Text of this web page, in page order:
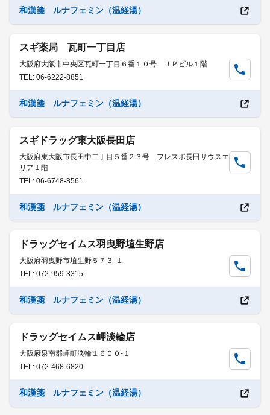
和漢箋 ルナフェミン（温経湯）
スギ薬局 瓦町一丁目店
大阪府大阪市中央区瓦町一丁目６番１０号 ＪＰビル１階
TEL: 06-6222-8851
和漢箋 ルナフェミン（温経湯）
スギドラッグ東大阪長田店
大阪府東大阪市長田中二丁目５番２３号 フレスポ長田サウスエ
リア１階
TEL: 06-6748-8561
和漢箋 ルナフェミン（温経湯）
ドラッグセイムス羽曳野埴生野店
大阪府羽曳野市埴生野５７３-１
TEL: 072-959-3315
和漢箋 ルナフェミン（温経湯）
ドラッグセイムス岬淡輪店
大阪府泉南郡岬町淡輪１６００-１
TEL: 072-468-6820
和漢箋 ルナフェミン（温経湯）